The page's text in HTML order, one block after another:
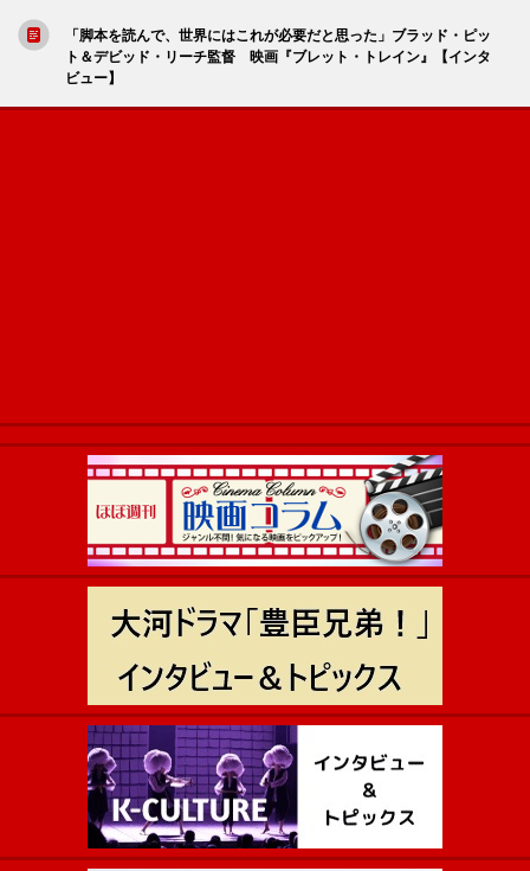
「脚本を読んで、世界にはこれが必要だと思った」ブラッド・ピッ
ト＆デビッド・リーチ監督 映画『ブレット・トレイン』【インタ
ビュー】